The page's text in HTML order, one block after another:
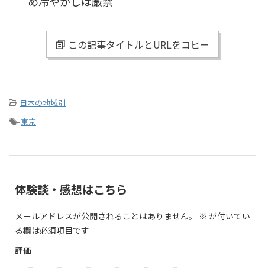
この記事タイトルとURLをコピー
-日本の地域別
-東京
体験談・感想はこちら
メールアドレスが公開されることはありません。 ※ が付いてい
る欄は必須項目です
評価